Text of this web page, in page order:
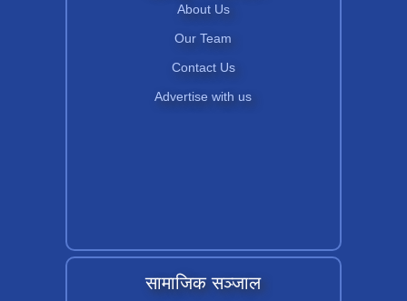
About Us
Our Team
Contact Us
Advertise with us
सामाजिक सञ्जाल